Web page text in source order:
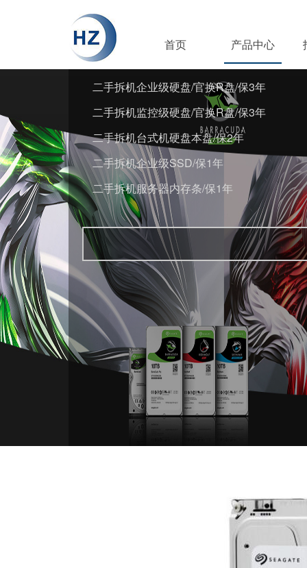
首页 产品中心
二手拆机企业级硬盘/官换R盘/保3年
二手拆机监控级硬盘/官换R盘/保3年
二手拆机台式机硬盘本盘/保2年
二手拆机企业级SSD/保1年
二手拆机服务器内存条/保1年